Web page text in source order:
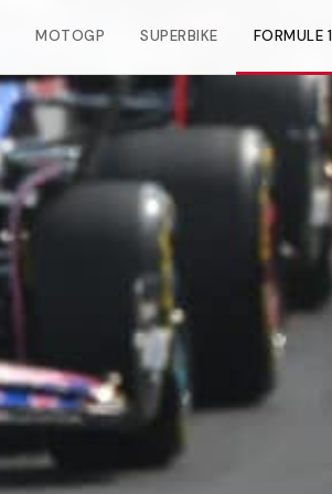
MOTOGP SUPERBIKE FORMULE 1